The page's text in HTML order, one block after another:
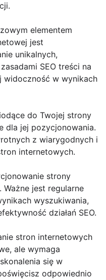
elementem
jest
unikalnych,
SEO treści na
widoczność w wynikach
do Twojej strony
dla jej pozycjonowania.
z wiarygodnych i
internetowych.
strony
jest regularne
wyszukiwania,
działań SEO.
stron internetowych
ale wymaga
się w
odpowiednio